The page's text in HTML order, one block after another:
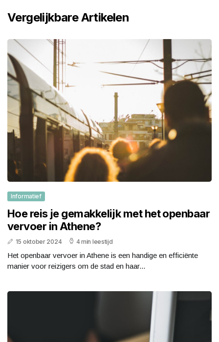
Vergelijkbare Artikelen
Informatief
Hoe reis je gemakkelijk met het openbaar
vervoer in Athene?
15 oktober 2024 4 min leestijd
Het openbaar vervoer in Athene is een handige en efficiënte
manier voor reizigers om de stad en haar...